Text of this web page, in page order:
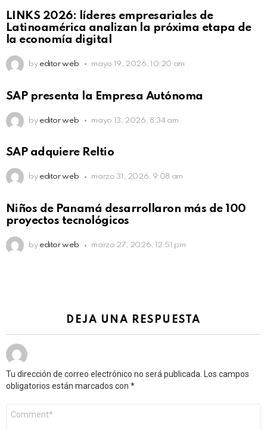
LINKS 2026: líderes empresariales de
Latinoamérica analizan la próxima etapa de
la economía digital
by editor web mayo 19, 2026, 10:20 am
SAP presenta la Empresa Autónoma
by editor web mayo 13, 2026, 8:34 am
SAP adquiere Reltio
by editor web marzo 31, 2026, 9:08 am
Niños de Panamá desarrollaron más de 100
proyectos tecnológicos
by editor web marzo 27, 2026, 12:51 pm
DEJA UNA RESPUESTA
Tu dirección de correo electrónico no será publicada.
Los campos
obligatorios están marcados con *